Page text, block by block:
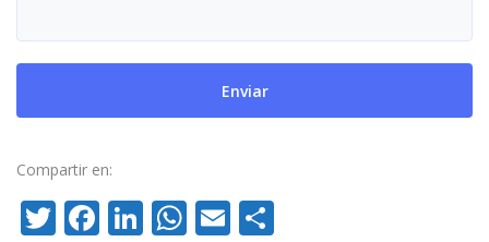
Compartir en:
Twitter
Facebook
LinkedIn
WhatsApp
Email